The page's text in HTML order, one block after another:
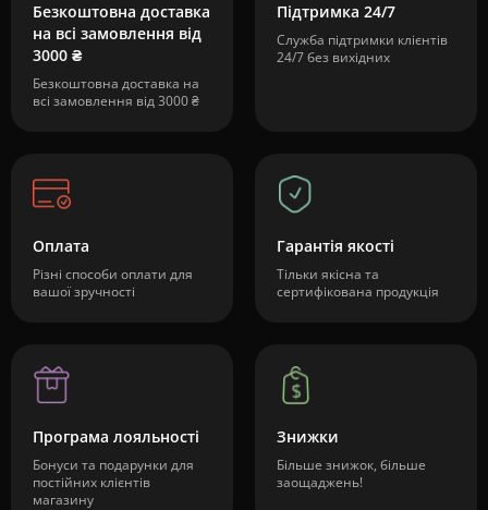
Безкоштовна доставка
на всі замовлення від
3000 ₴
Безкоштовна доставка на
всі замовлення від 3000 ₴
Підтримка 24/7
Служба підтримки клієнтів
24/7 без вихідних
Оплата
Різні способи оплати для
вашої зручності
Гарантія якості
Тільки якісна та
сертифікована продукція
Програма лояльності
Бонуси та подарунки для
постійних клієнтів
магазину
Знижки
Більше знижок, більше
заощаджень!